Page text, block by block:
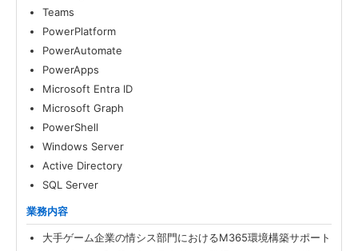
Teams
PowerPlatform
PowerAutomate
PowerApps
Microsoft Entra ID
Microsoft Graph
PowerShell
Windows Server
Active Directory
SQL Server
業務内容
大手ゲーム企業の情シス部門におけるM365環境構築サポート